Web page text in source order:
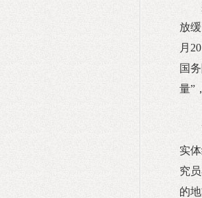
放
月
国
量”
实
究
的